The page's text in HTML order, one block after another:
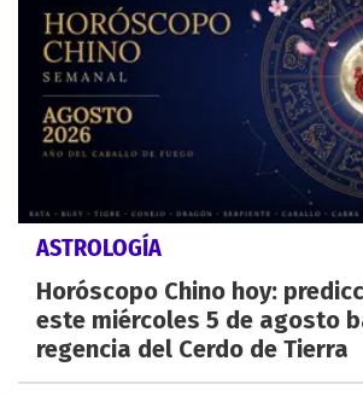
ASTROLOGÍA
Horóscopo Chino hoy:
este miércoles 5 de agosto
regencia del Cerdo de Tierra